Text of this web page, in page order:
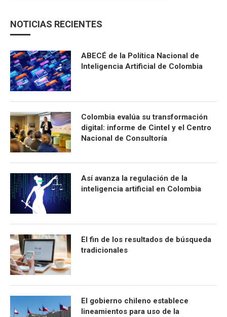
NOTICIAS RECIENTES
ABECÉ de la Política Nacional de
Inteligencia Artificial de Colombia
Colombia evalúa su transformación
digital: informe de Cintel y el Centro
Nacional de Consultoría
Así avanza la regulación de la
inteligencia artificial en Colombia
El fin de los resultados de búsqueda
tradicionales
El gobierno chileno establece
lineamientos para uso de la